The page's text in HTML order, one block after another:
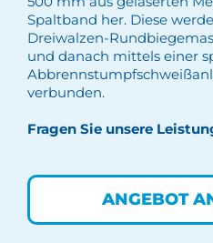
Spaltband her. Diese
Dreiwalzen-
und danach mittels einer
verbunden.
Fragen Sie unsere
ANGEBOT